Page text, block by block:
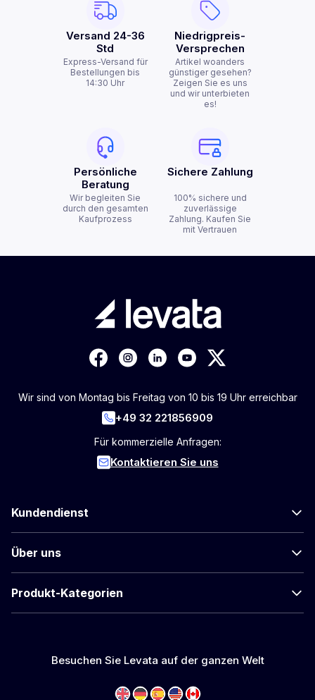
Versand 24-36
Std
Express-Versand für
Bestellungen bis
14:30 Uhr
Niedrigpreis-
Versprechen
Artikel woanders
günstiger gesehen?
Zeigen Sie es uns
und wir unterbieten
es!
Persönliche
Beratung
Wir begleiten Sie
durch den gesamten
Kaufprozess
Sichere Zahlung
100% sichere und
zuverlässige
Zahlung. Kaufen Sie
mit Vertrauen
Wir sind von Montag bis Freitag von 10 bis 19 Uhr erreichbar
+49 32 221856909
Für kommerzielle Anfragen:
Kontaktieren Sie uns
Kundendienst
Über uns
Produkt-Kategorien
Besuchen Sie Levata auf der ganzen Welt